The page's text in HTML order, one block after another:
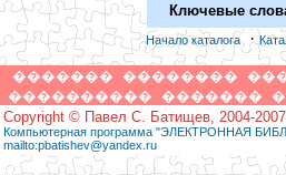
Ключевые
Начало каталога·
������� ��������
���������� �������
Copyright © Павел С. Батищев, 2004-
Компьютерная программа "ЭЛЕКТРОННАЯ
mailto:pbatishev@yandex.ru